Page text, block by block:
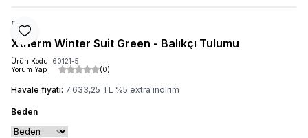
Favoriye Ekle
Dam
Xtherm Winter Suit Green - Balıkçı Tulumu
Ürün Kodu: 60121-5
Yorum Yap
(0)
Havale fiyatı: 7.633,25 TL %5 extra indirim
Beden